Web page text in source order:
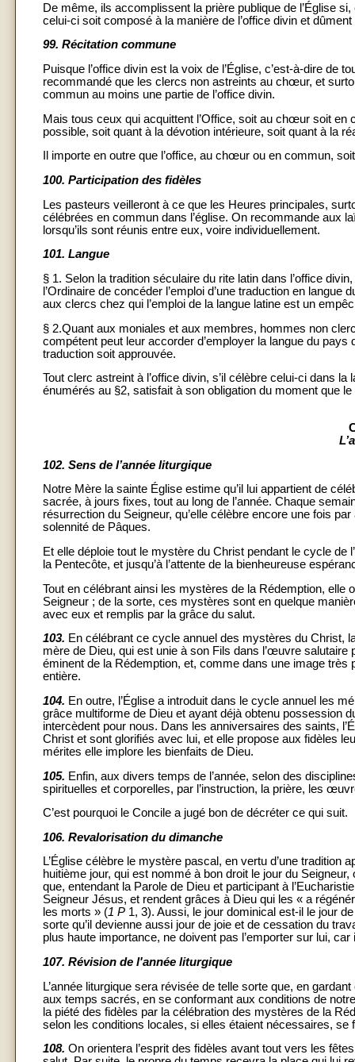
De même, ils accomplissent la prière publique de l’Église
celui-ci soit composé à la manière de l’office divin et
99. Récitation commune
Puisque l’office divin est la voix de l’Église, c’est-à-dire de
recommandé que les clercs non astreints au chœur, et
commun au moins une partie de l’office divin.
Mais tous ceux qui acquittent l’Office, soit au chœur soit
possible, soit quant à la dévotion intérieure, soit quant à la
Il importe en outre que l’office, au chœur ou en commun,
100. Participation des fidèles
Les pasteurs veilleront à ce que les Heures principales,
célébrées en commun dans l’église. On recommande aux
lorsqu’ils sont réunis entre eux, voire individuellement.
101. Langue
§ 1. Selon la tradition séculaire du rite latin dans l’office
l’Ordinaire de concéder l’emploi d’une traduction en langue
aux clercs chez qui l’emploi de la langue latine est un
§ 2.Quant aux moniales et aux membres, hommes non
compétent peut leur accorder d’employer la langue du
traduction soit approuvée.
Tout clerc astreint à l’office divin, s’il célèbre celui-ci dans
énumérés au §2, satisfait à son obligation du moment que
102. Sens de l’année liturgique
Notre Mère la sainte Église estime qu’il lui appartient de
sacrée, à jours fixes, tout au long de l’année. Chaque
résurrection du Seigneur, qu’elle célèbre encore une fois
solennité de Pâques.
Et elle déploie tout le mystère du Christ pendant le cycle de
la Pentecôte, et jusqu’à l’attente de la bienheureuse
Tout en célébrant ainsi les mystères de la Rédemption,
Seigneur ; de la sorte, ces mystères sont en quelque
avec eux et remplis par la grâce du salut.
103. En célébrant ce cycle annuel des mystères du Christ,
mère de Dieu, qui est unie à son Fils dans l’œuvre salutaire
éminent de la Rédemption, et, comme dans une image très
entière.
104. En outre, l’Église a introduit dans le cycle annuel les
grâce multiforme de Dieu et ayant déjà obtenu possession
intercèdent pour nous. Dans les anniversaires des saints,
Christ et sont glorifiés avec lui, et elle propose aux fidèles
mérites elle implore les bienfaits de Dieu.
105. Enfin, aux divers temps de l’année, selon des
spirituelles et corporelles, par l’instruction, la prière, les
C’est pourquoi le Concile a jugé bon de décréter ce qui suit.
106. Revalorisation du dimanche
L’Église célèbre le mystère pascal, en vertu d’une
huitième jour, qui est nommé à bon droit le jour du
que, entendant la Parole de Dieu et participant à
Seigneur Jésus, et rendent grâces à Dieu qui les « a
les morts » (1 P 1, 3). Aussi, le jour dominical est-il le jour
sorte qu’il devienne aussi jour de joie et de cessation du
plus haute importance, ne doivent pas l’emporter sur lui,
107. Révision de l'année liturgique
L’année liturgique sera révisée de telle sorte que, en
aux temps sacrés, en se conformant aux conditions de
la piété des fidèles par la célébration des mystères de la
selon les conditions locales, si elles étaient nécessaires,
108. On orientera l’esprit des fidèles avant tout vers les